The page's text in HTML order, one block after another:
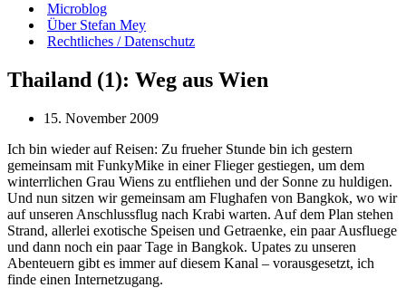
Microblog
Über Stefan Mey
Rechtliches / Datenschutz
Thailand (1): Weg aus Wien
15. November 2009
Ich bin wieder auf Reisen: Zu frueher Stunde bin ich gestern
gemeinsam mit FunkyMike in einer Flieger gestiegen, um dem
winterrlichen Grau Wiens zu entfliehen und der Sonne zu huldigen.
Und nun sitzen wir gemeinsam am Flughafen von Bangkok, wo wir
auf unseren Anschlussflug nach Krabi warten. Auf dem Plan stehen
Strand, allerlei exotische Speisen und Getraenke, ein paar Ausfluege
und dann noch ein paar Tage in Bangkok. Upates zu unseren
Abenteuern gibt es immer auf diesem Kanal – vorausgesetzt, ich
finde einen Internetzugang.